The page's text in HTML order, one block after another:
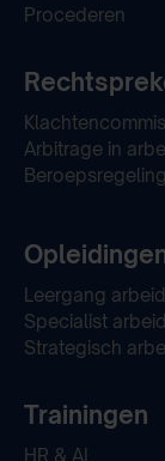
Procederen
Arbitrage in
Leergang
Specialist
Strategisch
Trainingen
HR & AI